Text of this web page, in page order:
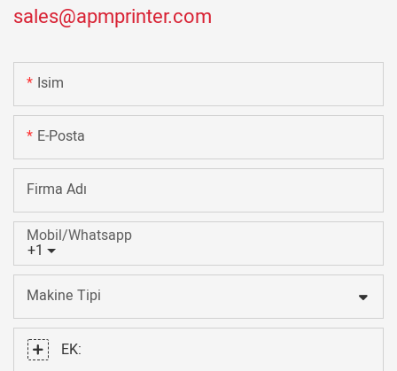
sales@apmprinter.com
Isim
E-Posta
Firma Adı
+1
Mobil/Whatsapp
Makine Tipi
EK: